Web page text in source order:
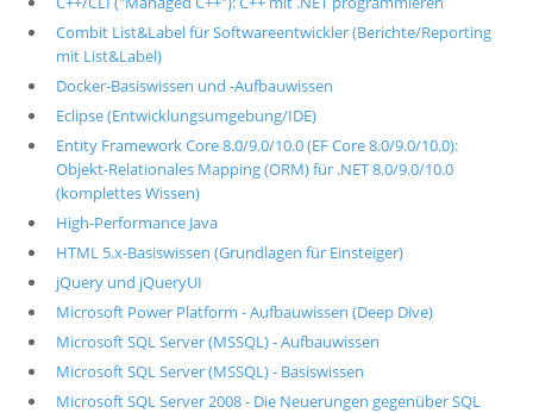
Combit List&Label für Softwareentwickler (Berichte/Reporting
mit List&Label)
Docker-Basiswissen und -Aufbauwissen
Eclipse (Entwicklungsumgebung/IDE)
Entity Framework Core 8.0/9.0/10.0 (EF Core 8.0/9.0/10.0):
Objekt-Relationales Mapping (ORM) für .NET 8.0/9.0/10.0
(komplettes Wissen)
High-Performance Java
HTML 5.x-Basiswissen (Grundlagen für Einsteiger)
jQuery und jQueryUI
Microsoft Power Platform - Aufbauwissen (Deep Dive)
Microsoft SQL Server (MSSQL) - Aufbauwissen
Microsoft SQL Server (MSSQL) - Basiswissen
Microsoft SQL Server 2008 - Die Neuerungen gegenüber SQL